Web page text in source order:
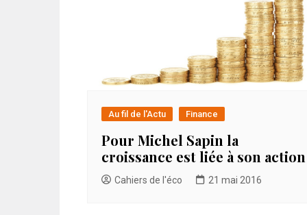
Au fil de l'Actu Finance
Pour Michel Sapin la
croissance est liée à son action
Cahiers de l'éco 21 mai 2016